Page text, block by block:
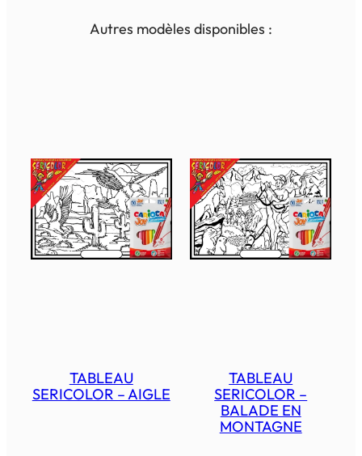
Autres modèles disponibles :
TABLEAU
SERICOLOR – AIGLE
TABLEAU
SERICOLOR –
BALADE EN
MONTAGNE